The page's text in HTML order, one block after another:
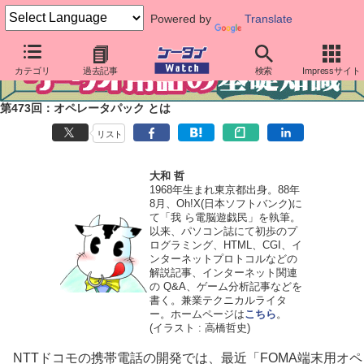
Powered by Translate
カテゴリ 過去記事 検索 Impressサイト
第473回：オペレータパック とは
リスト
大和 哲
1968年生まれ東京都出身。88年
8月、Oh!X(日本ソフトバンク)に
て「我 ら電脳遊戯民」を執筆。
以来、パソコン誌にて初歩のプ
ログラミング、HTML、CGI、イ
ンターネットプロトコルなどの
解説記事、インターネット関連
の Q&A、ゲーム分析記事などを
書く。兼業テクニカルライタ
ー。ホームページはこちら。
(イラスト : 高橋哲史)
NTTドコモの携帯電話の開発では、最近「FOMA端末用オペ